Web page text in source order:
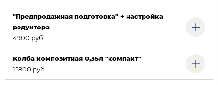
"Предпродажная подготовка" + настройка
редуктора
4900 руб.
Колба композитная 0,35л "компакт"
15800 руб.